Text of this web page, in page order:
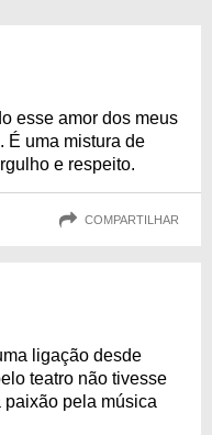
esse amor dos meus
É uma mistura de
e respeito.
COMPARTILHAR
ligação desde
teatro não tivesse
pela música